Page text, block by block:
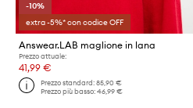
-10%
extra -5%* con codice OFF
Answear.LAB maglione in lana
Prezzo attuale:
41,99 €
Prezzo standard:85,90 €
Prezzo più basso:46,99 €